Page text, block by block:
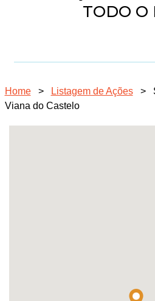
TODO O
Home > Listagem de Ações >
Viana do Castelo